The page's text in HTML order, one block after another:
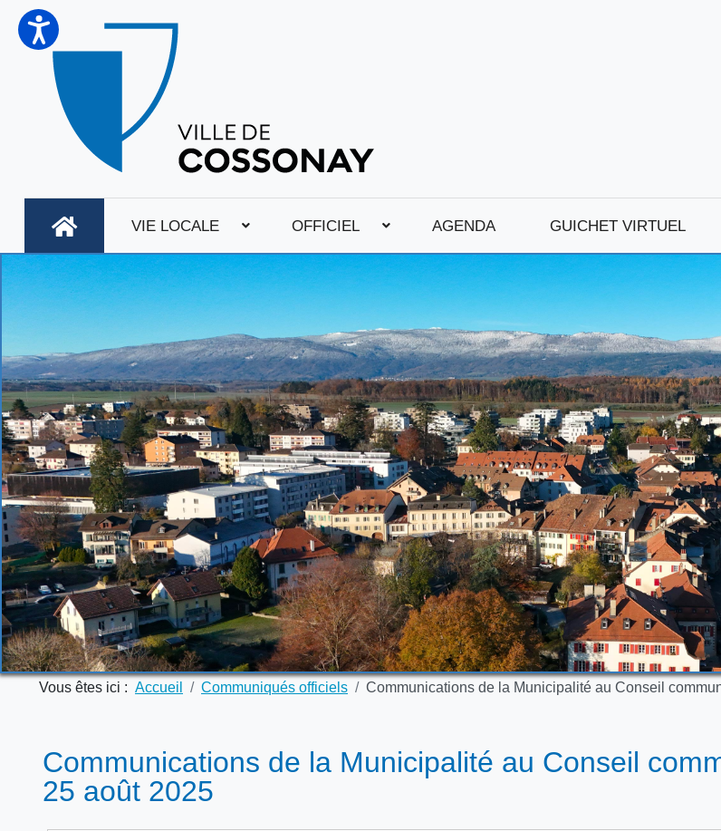
VIE LOCALE OFFICIEL AGENDA GUICHET VIRTUEL
Vous êtes ici : Accueil Communiqués officiels Communications de la Municipalité au Conseil
Communications de la Municipalité au Conseil
25 août 2025